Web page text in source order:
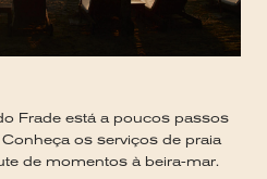
Frade está a poucos passos
os serviços de praia
de momentos à beira-mar.